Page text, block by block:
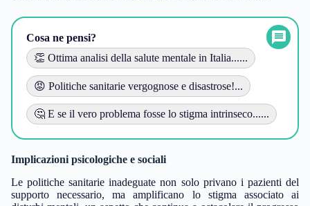
Cosa ne pensi?
👏 Ottima analisi della salute mentale in Italia......
😡 Politiche sanitarie vergognose e disastrose!...
🤔 E se il vero problema fosse lo stigma intrinseco......
Implicazioni psicologiche e sociali
Le politiche sanitarie inadeguate non solo privano i pazienti del
supporto necessario, ma amplificano lo stigma associato ai